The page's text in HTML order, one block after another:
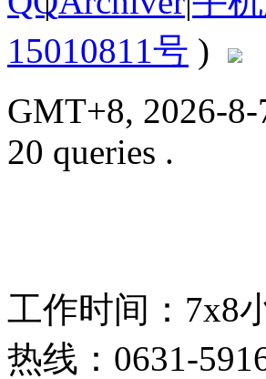
15010811号 )
GMT+8, 2026-8-
20 queries .
工作时间：7x8
热线：0631-